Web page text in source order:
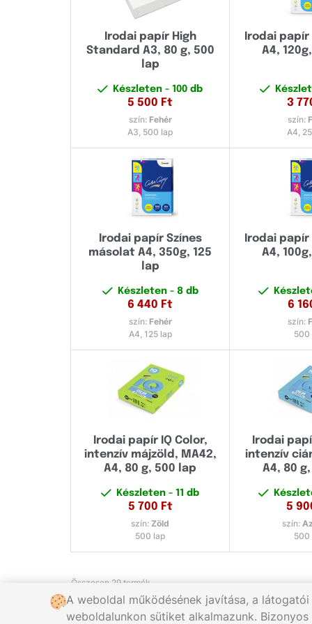
Irodai papír High
Standard A3, 80 g, 500
lap
Készleten- 100 db
5 500 Ft
szín: Fehér
A3, 500 lap
Irodai
A4,
3
szín:
A4,
Irodai papír Színes
másolat A4, 350g, 125
lap
Készleten - 8 db
6 440 Ft
szín: Fehér
A4, 125 lap
Irodai
A4,
6
szín:
500
Irodai papír IQ Color,
intenzív májzöld, MA42,
A4, 80 g, 500 lap
Készleten- 11 db
5 700 Ft
szín:Zöld
500 lap
Irodai
intenzív
A4, 80
5
szín:
500
Összesen 29 termék
A weboldal működésének javítása, a
weboldalunkon sütiket alkalmazunk.